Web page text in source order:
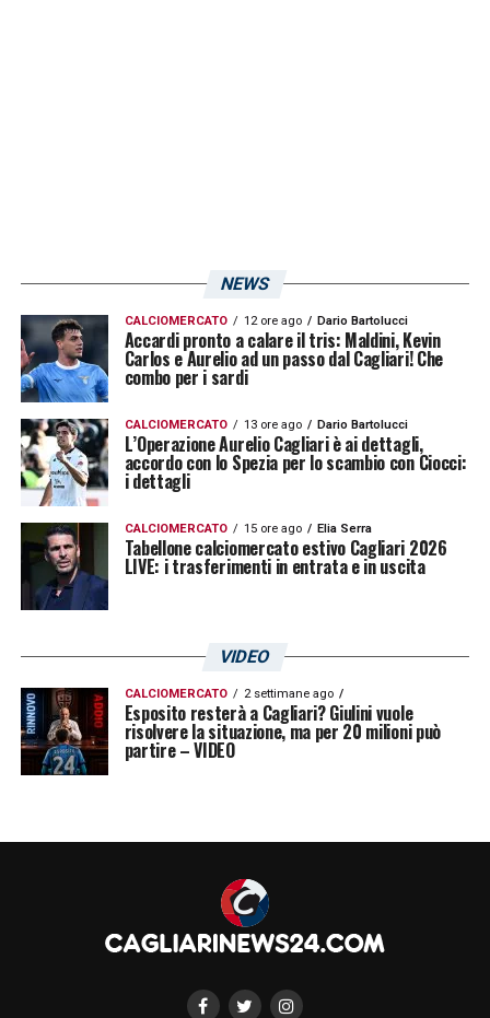
NEWS
CALCIOMERCATO 12 ore ago Dario Bartolucci
Accardi pronto a calare il tris: Maldini, Kevin
Carlos e Aurelio ad un passo dal Cagliari! Che
combo per i sardi
CALCIOMERCATO 13 ore ago Dario Bartolucci
L’Operazione Aurelio Cagliari è ai dettagli,
accordo con lo Spezia per lo scambio con Ciocci:
i dettagli
CALCIOMERCATO 15 ore ago Elia Serra
Tabellone calciomercato estivo Cagliari 2026
LIVE: i trasferimenti in entrata e in uscita
VIDEO
CALCIOMERCATO 2 settimane ago
Esposito resterà a Cagliari? Giulini vuole
risolvere la situazione, ma per 20 milioni può
partire – VIDEO